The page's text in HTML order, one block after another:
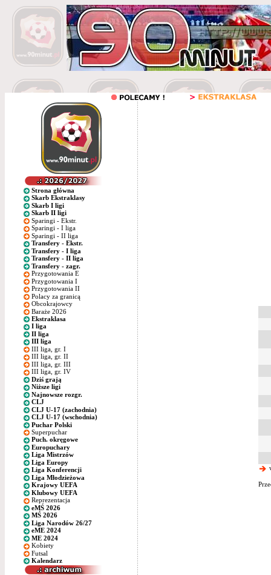
Strona główna
Skarb Ekstraklasy
Skarb I ligi
Skarb II ligi
Sparingi - Ekstr.
Sparingi - I liga
Sparingi - II liga
Transfery - Ekstr.
Transfery - I liga
Transfery - II liga
Transfery - zagr.
Przygotowania E
Przygotowania I
Przygotowania II
Polacy za granicą
Obcokrajowcy
Baraże 2026
Ekstraklasa
I liga
II liga
III liga
III liga, gr. I
III liga, gr. II
III liga, gr. III
III liga, gr. IV
Dziś grają
Niższe ligi
Najnowsze rozgr.
CLJ
CLJ U-17 (zachodnia)
CLJ U-17 (wschodnia)
Puchar Polski
Superpuchar
Puch. okręgowe
Europuchary
Liga Mistrzów
Liga Europy
Liga Konferencji
Liga Młodzieżowa
Krajowy UEFA
Klubowy UEFA
Reprezentacja
eMŚ 2026
MŚ 2026
Liga Narodów 26/27
eME 2024
ME 2024
Kobiety
Futsal
Kalendarz